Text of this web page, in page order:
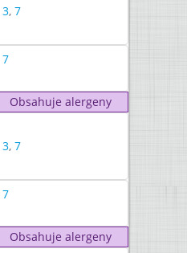
3, 7
7
Obsahuje alergeny
3, 7
7
Obsahuje alergeny